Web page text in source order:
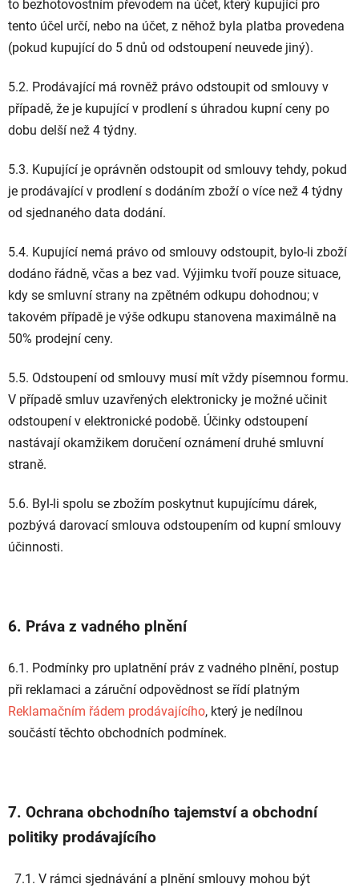
to bezhotovostním převodem na účet, který kupující pro
tento účel určí, nebo na účet, z něhož byla platba provedena
(pokud kupující do 5 dnů od odstoupení neuvede jiný).
5.2. Prodávající má rovněž právo odstoupit od smlouvy v
případě, že je kupující v prodlení s úhradou kupní ceny po
dobu delší než 4 týdny.
5.3. Kupující je oprávněn odstoupit od smlouvy tehdy, pokud
je prodávající v prodlení s dodáním zboží o více než 4 týdny
od sjednaného data dodání.
5.4. Kupující nemá právo od smlouvy odstoupit, bylo-li zboží
dodáno řádně, včas a bez vad. Výjimku tvoří pouze situace,
kdy se smluvní strany na zpětném odkupu dohodnou; v
takovém případě je výše odkupu stanovena maximálně na
50% prodejní ceny.
5.5. Odstoupení od smlouvy musí mít vždy písemnou formu.
V případě smluv uzavřených elektronicky je možné učinit
odstoupení v elektronické podobě. Účinky odstoupení
nastávají okamžikem doručení oznámení druhé smluvní
straně.
5.6. Byl-li spolu se zbožím poskytnut kupujícímu dárek,
pozbývá darovací smlouva odstoupením od kupní smlouvy
účinnosti.
6. Práva z vadného plnění
6.1. Podmínky pro uplatnění práv z vadného plnění, postup
při reklamaci a záruční odpovědnost se řídí platným
Reklamačním řádem prodávajícího, který je nedílnou
součástí těchto obchodních podmínek.
7. Ochrana obchodního tajemství a obchodní
politiky prodávajícího
7.1. V rámci sjednávání a plnění smlouvy mohou být